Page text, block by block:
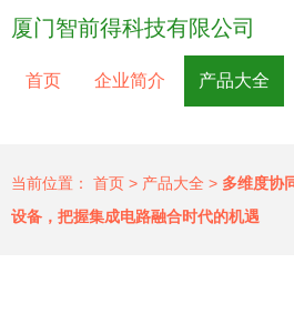
厦门智前得科技有限公司
首页 企业简介 产品大全
当前位置： 首页 > 产品大全 > 多维度协
设备，把握集成电路融合时代的机遇